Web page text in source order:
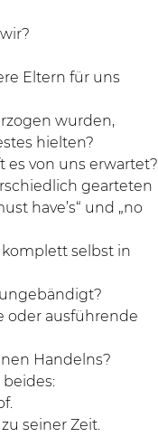
Eltern für uns
wurden,
hielten?
es von uns erwartet?
gearteten
have’s“ und „no
selbst in
oder ausführende
Handelns?
seiner Zeit.